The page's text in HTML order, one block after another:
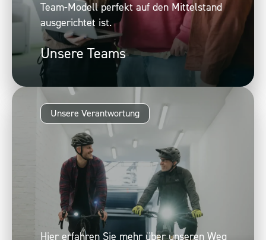
Team-Modell perfekt auf den Mittelstand
ausgerichtet ist.
Unsere Teams
Unsere Verantwortung
Hier erfahren Sie mehr über unseren Weg